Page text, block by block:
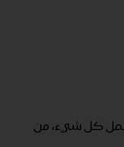
تشمل كل شيء، من